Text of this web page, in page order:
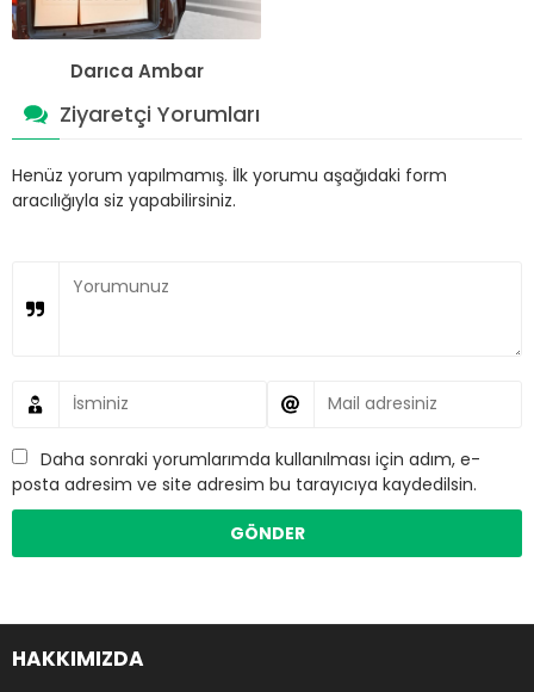
Darıca Ambar
Ziyaretçi Yorumları
Henüz yorum yapılmamış. İlk yorumu aşağıdaki form
aracılığıyla siz yapabilirsiniz.
Daha sonraki yorumlarımda kullanılması için adım, e-
posta adresim ve site adresim bu tarayıcıya kaydedilsin.
HAKKIMIZDA